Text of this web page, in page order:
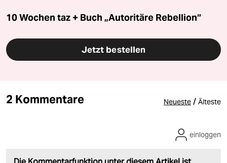
10 Wochen taz + Buch „Autoritäre Rebellion“
Jetzt bestellen
2 Kommentare Neueste / Älteste
einloggen